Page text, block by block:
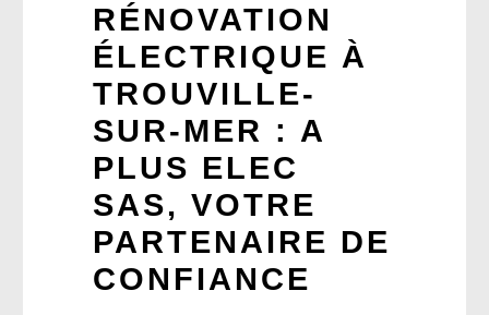
RÉNOVATION
ÉLECTRIQUE À
TROUVILLE-
SUR-MER : A
PLUS ELEC
SAS, VOTRE
PARTENAIRE DE
CONFIANCE